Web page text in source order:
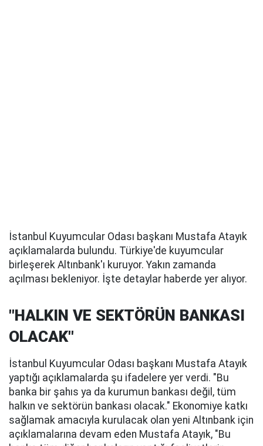
İstanbul Kuyumcular Odası başkanı Mustafa Atayık
açıklamalarda bulundu. Türkiye'de kuyumcular
birleşerek Altınbank'ı kuruyor. Yakın zamanda
açılması bekleniyor. İşte detaylar haberde yer alıyor.
"HALKIN VE SEKTÖRÜN BANKASI
OLACAK"
İstanbul Kuyumcular Odası başkanı Mustafa Atayık
yaptığı açıklamalarda şu ifadelere yer verdi. "Bu
banka bir şahıs ya da kurumun bankası değil, tüm
halkın ve sektörün bankası olacak." Ekonomiye katkı
sağlamak amacıyla kurulacak olan yeni Altınbank için
açıklamalarına devam eden Mustafa Atayık, "Bu